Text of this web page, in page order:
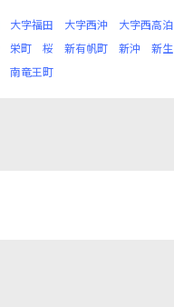
大字福田 大字西沖 大字西高泊
栄町 桜 新有帆町 新沖 新生
南竜王町